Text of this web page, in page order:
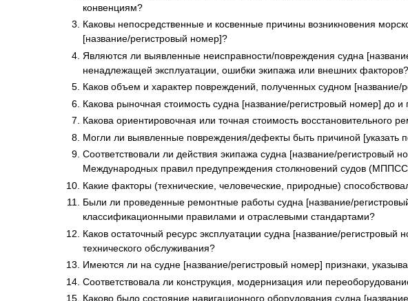
конвенциям?
Каковы непосредственные и косвенные причины возникновения
[название/регистровый номер]?
Являются ли выявленные неисправности/повреждения судна
ненадлежащей эксплуатации, ошибки экипажа или внешних факторов?
Каков объем и характер повреждений, полученных судном
Какова рыночная стоимость судна [название/регистровый номер] до
Какова ориентировочная или точная стоимость восстановительного
Могли ли выявленные повреждения/дефекты быть причиной [указать
Соответствовали ли действия экипажа судна [название/регистровый
Международных правил предупреждения столкновений судов
Какие факторы (технические, человеческие, природные)
Были ли проведенные ремонтные работы судна [название/
классификационными правилами и отраслевыми стандартами?
Каков остаточный ресурс эксплуатации судна [название/
технического обслуживания?
Имеются ли на судне [название/регистровый номер] признаки,
Соответствовала ли конструкция, модернизация или
Каково было состояние навигационного оборудования судна